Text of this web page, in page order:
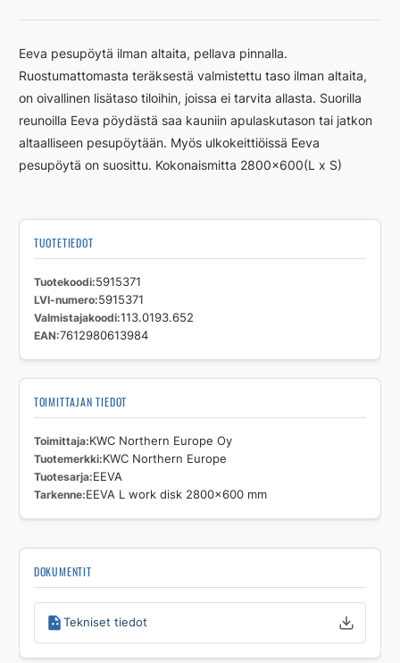
EEVA
L
work
disk
2800x600
mm
määrä
Eeva pesupöytä ilman altaita, pellava pinnalla.
Ruostumattomasta teräksestä valmistettu taso ilman altaita,
on oivallinen lisätaso tiloihin, joissa ei tarvita allasta. Suorilla
reunoilla Eeva pöydästä saa kauniin apulaskutason tai jatkon
altaalliseen pesupöytään. Myös ulkokeittiöissä Eeva
pesupöytä on suosittu. Kokonaismitta 2800×600(L x S)
TUOTETIEDOT
Tuotekoodi 5915371
LVI-numero 5915371
Valmistajakoodi 113.0193.652
EAN 7612980613984
TOIMITTAJAN TIEDOT
Toimittaja KWC Northern Europe Oy
Tuotemerkki KWC Northern Europe
Tuotesarja EEVA
Tarkenne EEVA L work disk 2800x600 mm
DOKUMENTIT
Tekniset tiedot